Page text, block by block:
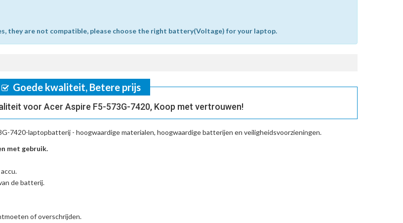
they are not compatible, please choose the right battery(Voltage) for your laptop.
Goede kwaliteit, Betere prijs
voor Acer Aspire F5-573G-7420, Koop met vertrouwen!
7420-laptopbatterij - hoogwaardige materialen, hoogwaardige batterijen en veiligheidsvoorzieningen.
met gebruik.
.
de batterij.
of overschrijden.